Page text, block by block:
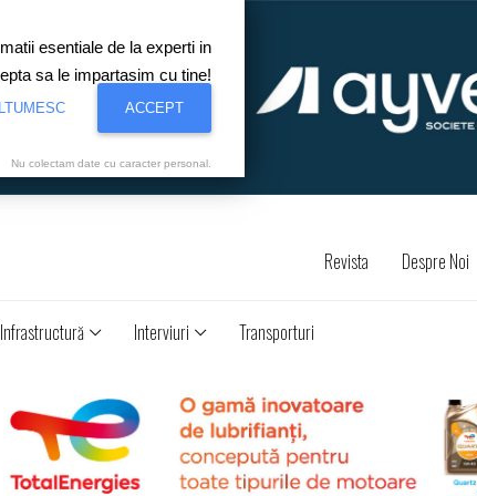
Revista Despre Noi
Infrastructură Interviuri Transporturi
esentiale de la experti in
sa le impartasim cu tine!
ACCEPT
Nu colectam date cu caracter personal.